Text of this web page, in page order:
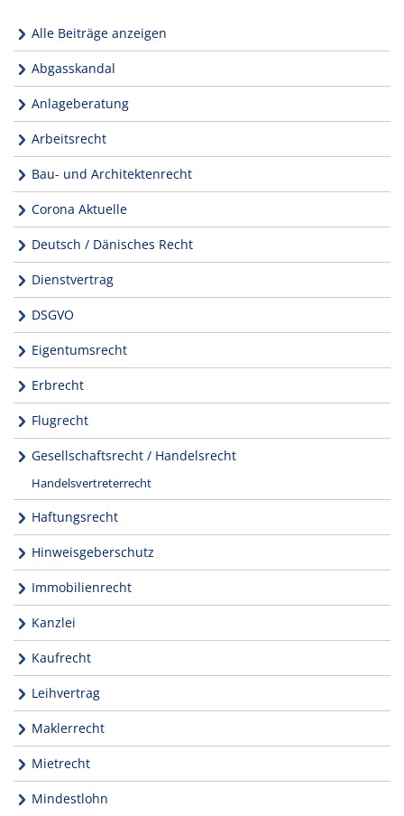
Alle Beiträge anzeigen
Abgasskandal
Anlageberatung
Arbeitsrecht
Bau- und Architektenrecht
Corona Aktuelle
Deutsch / Dänisches Recht
Dienstvertrag
DSGVO
Eigentumsrecht
Erbrecht
Flugrecht
Gesellschaftsrecht / Handelsrecht
Handelsvertreterrecht
Haftungsrecht
Hinweisgeberschutz
Immobilienrecht
Kanzlei
Kaufrecht
Leihvertrag
Maklerrecht
Mietrecht
Mindestlohn